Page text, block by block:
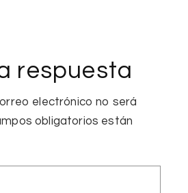
respuesta
electrónico no será
obligatorios están